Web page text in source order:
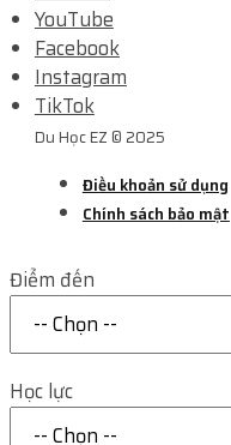
YouTube
Facebook
Instagram
TikTok
Du Học EZ © 2025
Điều khoản sử dụng
Chính sách bảo mật
Điểm đến
Học lực